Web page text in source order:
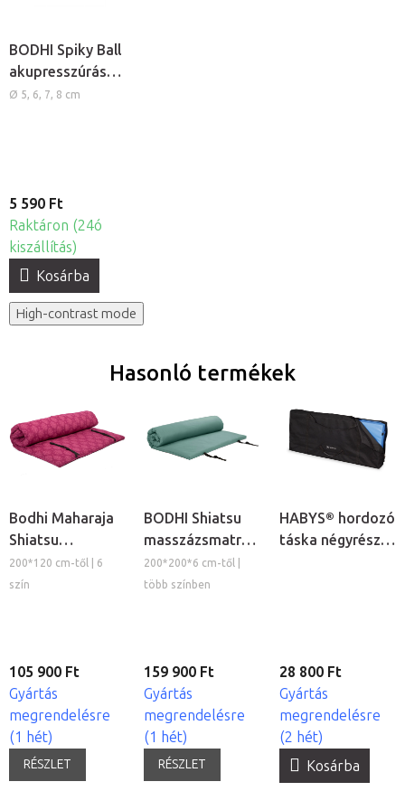
BODHI Spiky Ball
akupresszúrás
masszázslabdák,
Ø 5, 6, 7, 8 cm
5 590 Ft
Raktáron (24ó
kiszállítás)
Kosárba
High-contrast mode
Hasonló termékek
Bodhi Maharaja
Shiatsu
masszázsmatrac
futon levehető
200*120 cm-től | 6
szín
105 900 Ft
Gyártás
megrendelésre
(1 hét)
RÉSZLET
BODHI Shiatsu
masszázsmatrac
futon levehető
huzattal (XL-XXL)
200*200*6 cm-től |
több színben
159 900 Ft
Gyártás
megrendelésre
(1 hét)
RÉSZLET
HABYS® hordozó
táska négyrészes
28 800 Ft
Gyártás
megrendelésre
(2 hét)
Kosárba